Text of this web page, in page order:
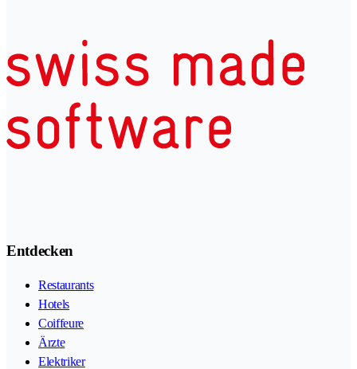
Entdecken
Restaurants
Hotels
Coiffeure
Ärzte
Elektriker